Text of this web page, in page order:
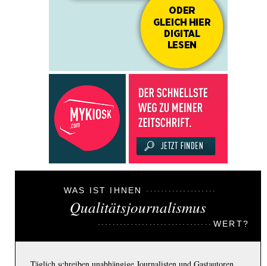
WAS IST IHNEN
Qualitätsjournalismus
WERT?